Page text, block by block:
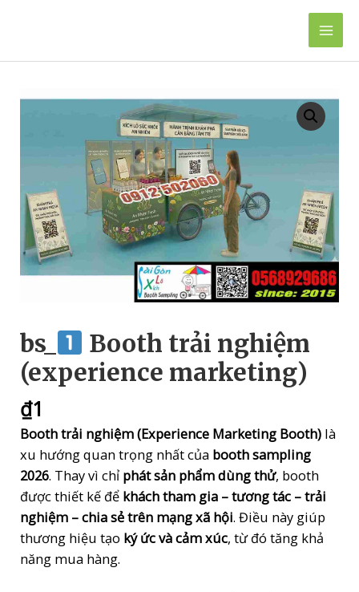
Main
bs_
Booth trải nghiệm
(experience marketing)
₫1
Booth trải nghiệm (Experience Marketing Booth) là
xu hướng quan trọng nhất của booth sampling
2026. Thay vì chỉ phát sản phẩm dùng thử, booth
được thiết kế để khách tham gia – tương tác – trải
nghiệm – chia sẻ trên mạng xã hội. Điều này giúp
thương hiệu tạo ký ức và cảm xúc, từ đó tăng khả
năng mua hàng.